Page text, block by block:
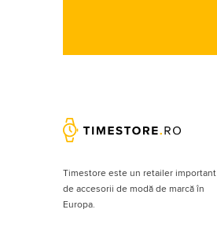
Timestore este un retailer important
de accesorii de modă de marcă în
Europa.